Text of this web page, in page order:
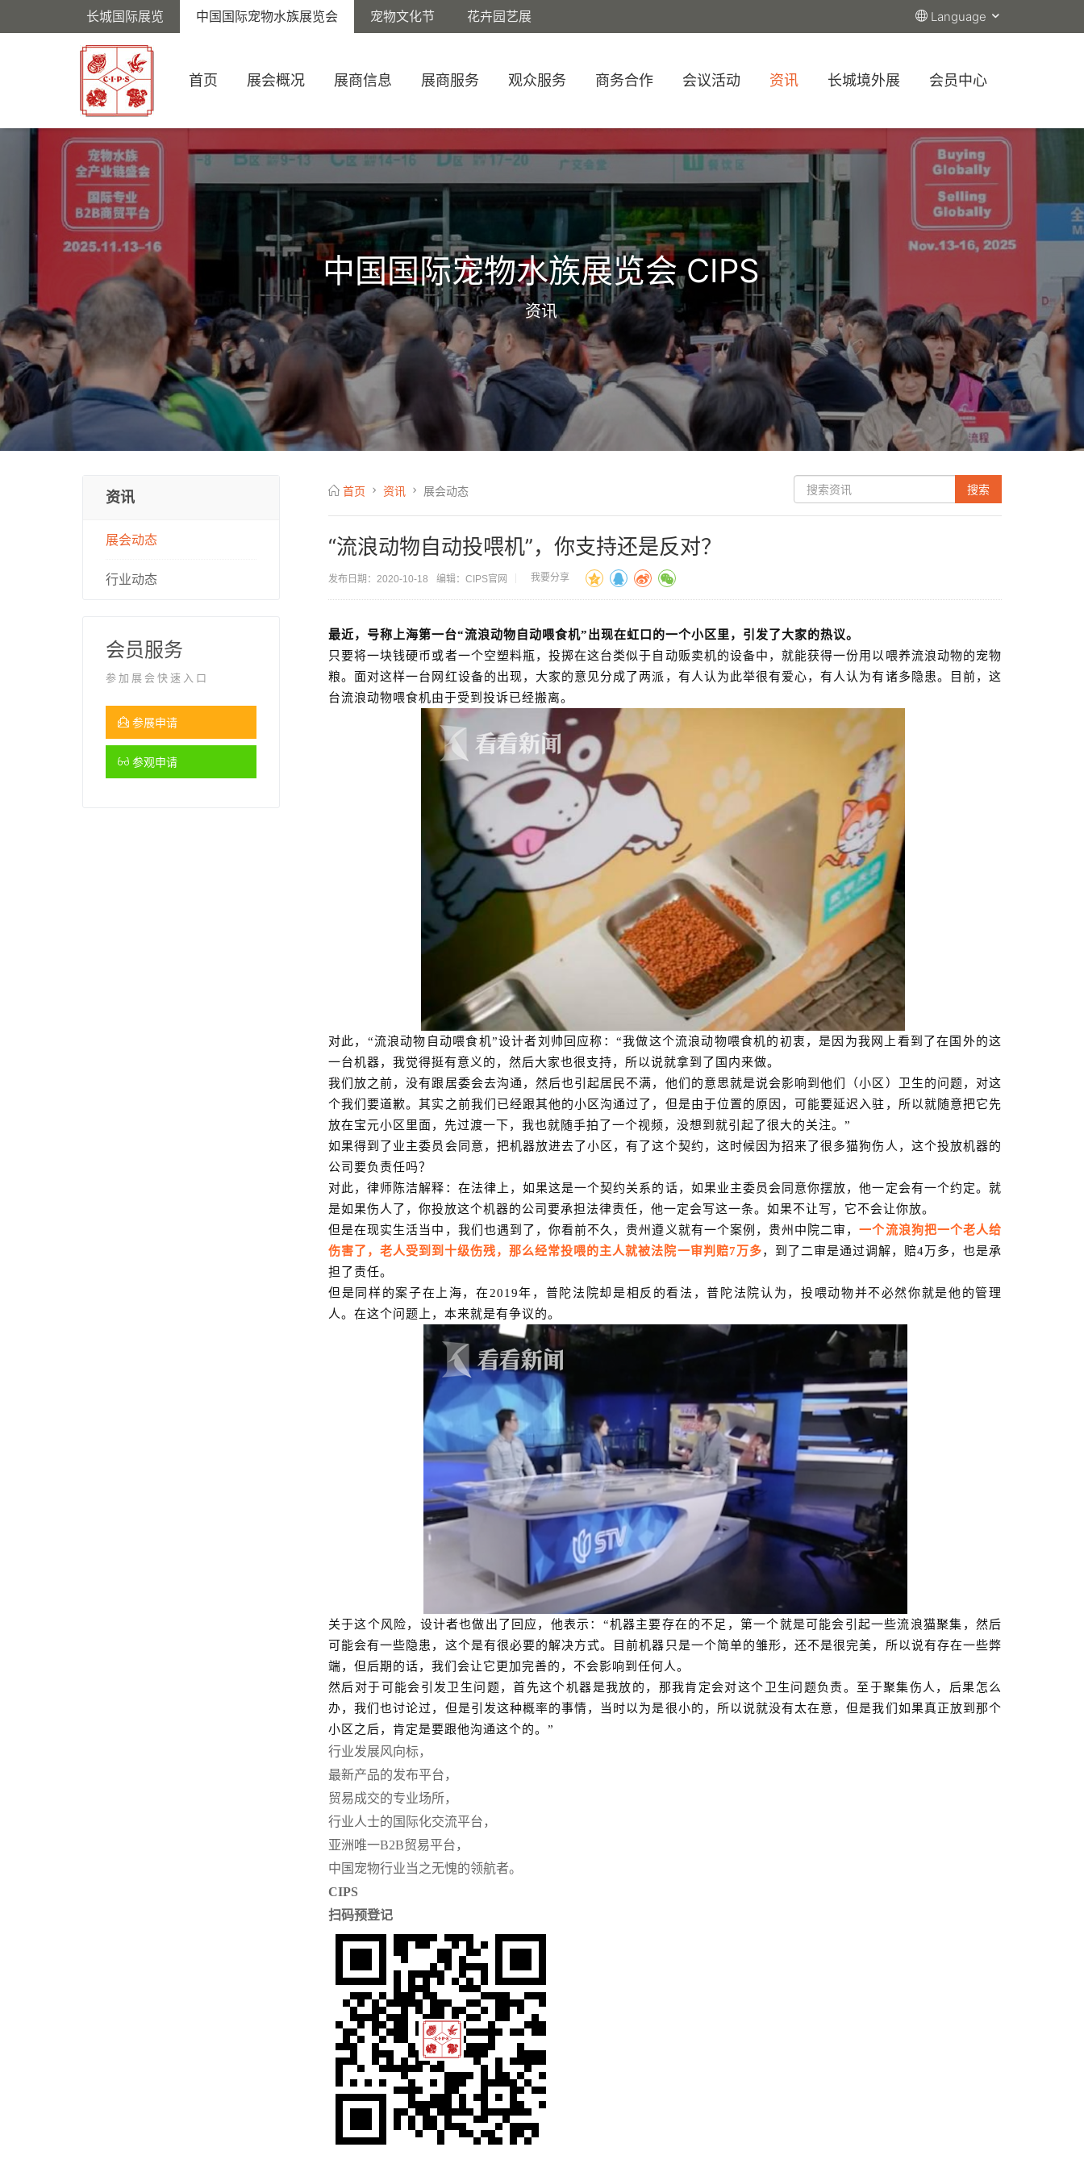
Language
长城国际展览 中国国际宠物水族展览会 宠物文化节 花卉园艺展
首页 展会概况 展商信息 展商服务 观众服务 商务合作 会议活动 资讯 长城境外展 会员中心
中国国际宠物水族展览会 CIPS
资讯
首页 资讯 展会动态
“流浪动物自动投喂机”，你支持还是反对？
发布日期：2020-10-18 编辑：CIPS官网 我要分享
最近，号称上海第一台“流浪动物自动喂食机”出现在虹口的一个小区里，引发了大家的热议。
只要将一块钱硬币或者一个空塑料瓶，投掷在这台类似于自动贩卖机的设备中，就能获得一份用以喂养流浪动物的宠物
粮。面对这样一台网红设备的出现，大家的意见分成了两派，有人认为此举很有爱心，有人认为有诸多隐患。目前，这
台流浪动物喂食机由于受到投诉已经搬离。
对此， “流浪动物自动喂食机”设计者刘帅回应称：“我做这个流浪动物喂食机的初衷，是因为我网上看到了在国外的这
一台机器，我觉得挺有意义的，然后大家也很支持，所以说就拿到了国内来做。
我们放之前，没有跟居委会去沟通，然后也引起居民不满，他们的意思就是说会影响到他们（小区）卫生的问题，对这
个我们要道歉。其实之前我们已经跟其他的小区沟通过了，但是由于位置的原因，可能要延迟入驻，所以就随意把它先
放在宝元小区里面，先过渡一下，我也就随手拍了一个视频，没想到就引起了很大的关注。 ”
如果得到了业主委员会同意，把机器放进去了小区，有了这个契约，这时候因为招来了很多猫狗伤人，这个投放机器的
公司要负责任吗？
对此，律师陈洁解释：在法律上，如果这是一个契约关系的话，如果业主委员会同意你摆放，他一定会有一个约定。就
是如果伤人了，你投放这个机器的公司要承担法律责任，他一定会写这一条。如果不让写，它不会让你放。
但是在现实生活当中，我们也遇到了，你看前不久，贵州遵义就有一个案例，贵州中院二审，一个流浪狗把一个老人给
伤害了，老人受到到十级伤残，那么经常投喂的主人就被法院一审判赔7万多，到了二审是通过调解，赔4万多，也是承
担了责任。
但是同样的案子在上海，在2019年，普陀法院却是相反的看法，普陀法院认为，投喂动物并不必然你就是他的管理
人。在这个问题上，本来就是有争议的。
关于这个风险，设计者也做出了回应，他表示： “机器主要存在的不足，第一个就是可能会引起一些流浪猫聚集，然后
可能会有一些隐患，这个是有很必要的解决方式。目前机器只是一个简单的雏形，还不是很完美，所以说有存在一些弊
端，但后期的话，我们会让它更加完善的，不会影响到任何人。
然后对于可能会引发卫生问题，首先这个机器是我放的，那我肯定会对这个卫生问题负责。至于聚集伤人，后果怎么
办，我们也讨论过，但是引发这种概率的事情，当时以为是很小的，所以说就没有太在意，但是我们如果真正放到那个
小区之后，肯定是要跟他沟通这个的。 ”
行业发展风向标，
最新产品的发布平台，
贸易成交的专业场所，
行业人士的国际化交流平台，
亚洲唯一B2B贸易平台，
中国宠物行业当之无愧的领航者。
CIPS
扫码预登记
资讯
展会动态
行业动态
会员服务
参加展会快速入口
参展申请
参观申请